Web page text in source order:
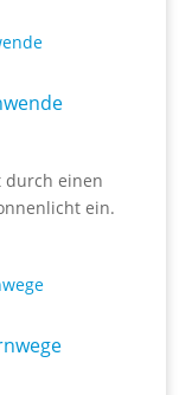
durch einen
ein.